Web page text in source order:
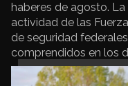
haberes de agosto.
actividad de las
de seguridad
comprendidos en los